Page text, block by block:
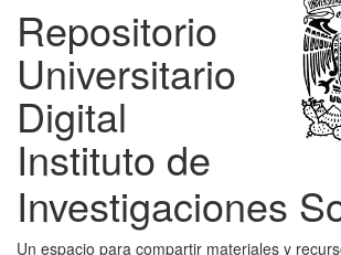
Repositorio
Universitario
Digital
Instituto de
Investigaciones
Un espacio para compartir materiales y